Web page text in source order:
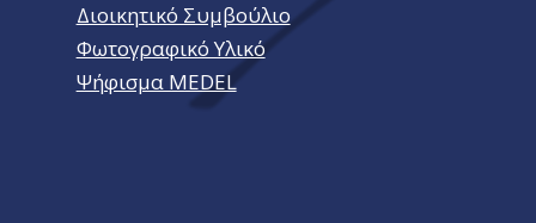
Διοικητικό Συμβούλιο
Φωτογραφικό Υλικό
Ψήφισμα MEDEL